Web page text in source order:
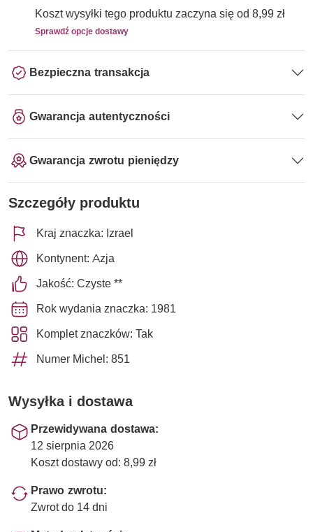
Koszt wysyłki tego produktu zaczyna się od 8,99 zł
Sprawdź opcje dostawy
Bezpieczna transakcja
Gwarancja autentyczności
Gwarancja zwrotu pieniędzy
Szczegóły produktu
Kraj znaczka: Izrael
Kontynent: Azja
Jakość: Czyste **
Rok wydania znaczka: 1981
Komplet znaczków: Tak
Numer Michel: 851
Wysyłka i dostawa
Przewidywana dostawa:
12 sierpnia 2026
Koszt dostawy od: 8,99 zł
Prawo zwrotu:
Zwrot do 14 dni